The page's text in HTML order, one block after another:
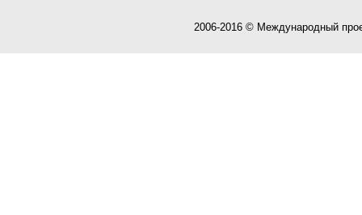
2006-2016 © Международный